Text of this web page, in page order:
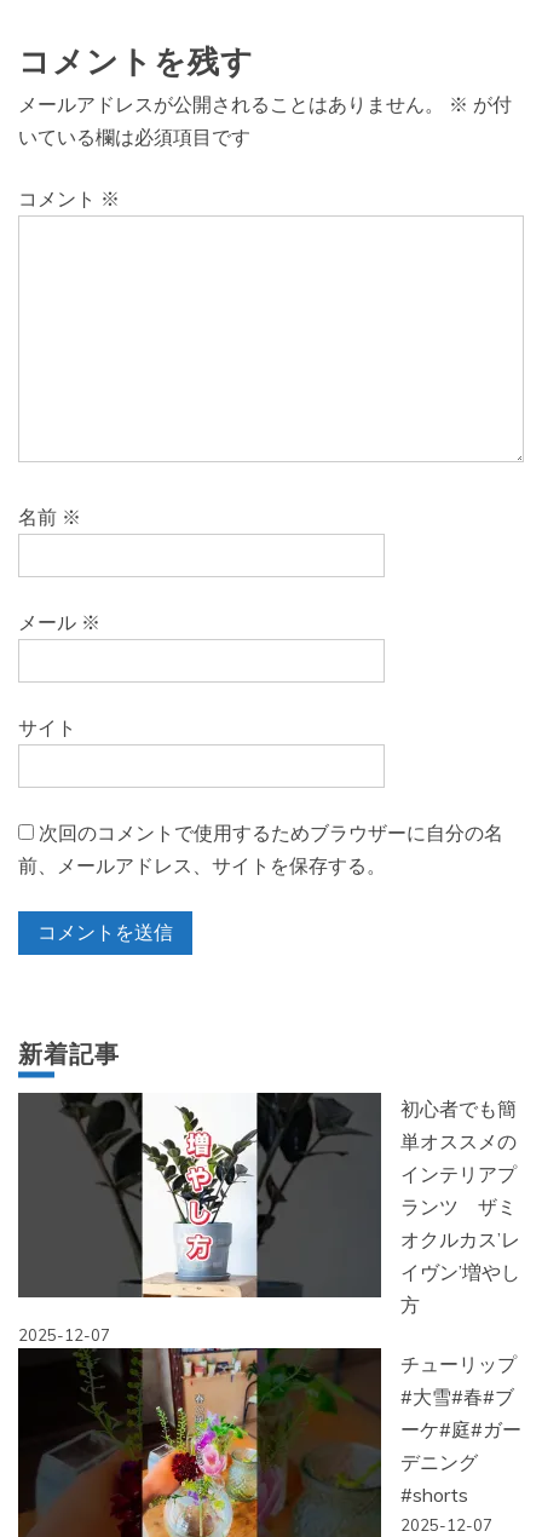
コメントを残す
メールアドレスが公開されることはありません。 ※ が付
いている欄は必須項目です
コメント ※
名前 ※
メール ※
サイト
次回のコメントで使用するためブラウザーに自分の名
前、メールアドレス、サイトを保存する。
新着記事
初心者でも簡
単オススメの
インテリアプ
ランツ ザミ
オクルカス’レ
イヴン’増やし
方
2025-12-07
チューリップ
#大雪#春#ブ
ーケ#庭#ガー
デニング
#shorts
2025-12-07